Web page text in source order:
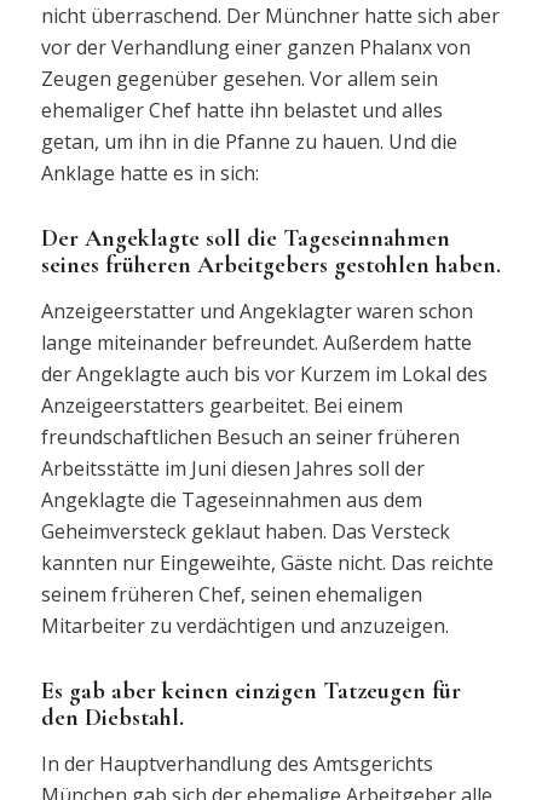
nicht überraschend. Der Münchner hatte sich aber
vor der Verhandlung einer ganzen Phalanx von
Zeugen gegenüber gesehen. Vor allem sein
ehemaliger Chef hatte ihn belastet und alles
getan, um ihn in die Pfanne zu hauen. Und die
Anklage hatte es in sich:
Der Angeklagte soll die Tageseinnahmen
seines früheren Arbeitgebers gestohlen haben.
Anzeigeerstatter und Angeklagter waren schon
lange miteinander befreundet. Außerdem hatte
der Angeklagte auch bis vor Kurzem im Lokal des
Anzeigeerstatters gearbeitet. Bei einem
freundschaftlichen Besuch an seiner früheren
Arbeitsstätte im Juni diesen Jahres soll der
Angeklagte die Tageseinnahmen aus dem
Geheimversteck geklaut haben. Das Versteck
kannten nur Eingeweihte, Gäste nicht. Das reichte
seinem früheren Chef, seinen ehemaligen
Mitarbeiter zu verdächtigen und anzuzeigen.
Es gab aber keinen einzigen Tatzeugen für
den Diebstahl.
In der Hauptverhandlung des Amtsgerichts
München gab sich der ehemalige Arbeitgeber alle